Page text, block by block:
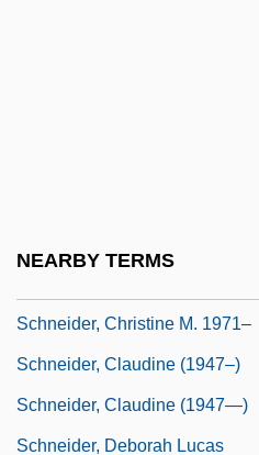
NEARBY TERMS
Schneider, Christine M. 1971–
Schneider, Claudine (1947–)
Schneider, Claudine (1947—)
Schneider, Deborah Lucas